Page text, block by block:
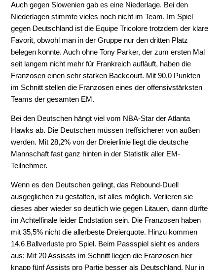
Auch gegen Slowenien gab es eine Niederlage. Bei den
Niederlagen stimmte vieles noch nicht im Team. Im Spiel
gegen Deutschland ist die Equipe Tricolore trotzdem der klare
Favorit, obwohl man in der Gruppe nur den dritten Platz
belegen konnte. Auch ohne Tony Parker, der zum ersten Mal
seit langem nicht mehr für Frankreich aufläuft, haben die
Franzosen einen sehr starken Backcourt. Mit 90,0 Punkten
im Schnitt stellen die Franzosen eines der offensivstärksten
Teams der gesamten EM.
Bei den Deutschen hängt viel vom NBA-Star der Atlanta
Hawks ab. Die Deutschen müssen treffsicherer von außen
werden. Mit 28,2% von der Dreierlinie liegt die deutsche
Mannschaft fast ganz hinten in der Statistik aller EM-
Teilnehmer.
Wenn es den Deutschen gelingt, das Rebound-Duell
ausgeglichen zu gestalten, ist alles möglich. Verlieren sie
dieses aber wieder so deutlich wie gegen Litauen, dann dürfte
im Achtelfinale leider Endstation sein. Die Franzosen haben
mit 35,5% nicht die allerbeste Dreierquote. Hinzu kommen
14,6 Ballverluste pro Spiel. Beim Passspiel sieht es anders
aus: Mit 20 Assissts im Schnitt liegen die Franzosen hier
knapp fünf Assists pro Partie besser als Deutschland. Nur in